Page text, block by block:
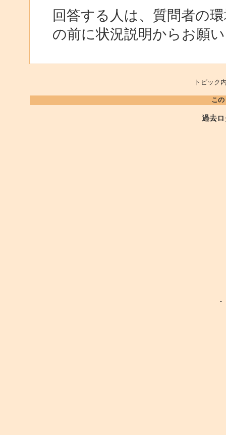
回答する人は、質問者の
の前に状況説明からお願
トピッ
こ
過去